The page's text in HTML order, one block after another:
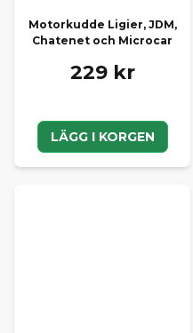
Motorkudde Ligier, JDM,
Chatenet och Microcar
229 kr
LÄGG I KORGEN